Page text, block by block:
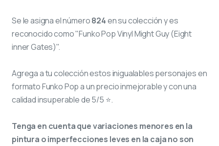
Se le asigna el número824en su colección y es
reconocido como "Funko Pop Vinyl Might Guy (Eight
inner Gates)".
Agrega a tu colección estos inigualables personajes en
formato Funko Pop a un precio inmejorable y con una
calidad insuperable de 5/5 ⭐.
Tenga en cuenta que variaciones menores en la
pintura o imperfecciones leves en la caja no son